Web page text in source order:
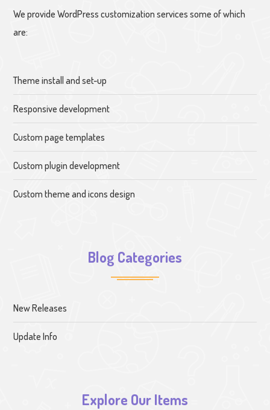
We provide WordPress customization services some of which
are:
Theme install and set-up
Responsive development
Custom page templates
Custom plugin development
Custom theme and icons design
Blog Categories
New Releases
Update Info
Explore Our Items